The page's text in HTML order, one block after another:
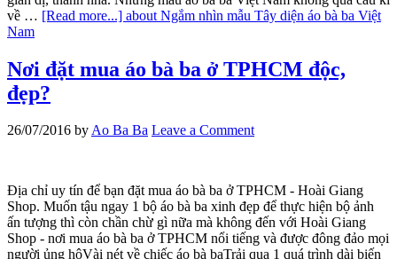
về … [Read more...] about Ngắm nhìn mẫu Tây diện áo bà ba Việt
Nam
Nơi đặt mua áo bà ba ở TPHCM độc,
đẹp?
26/07/2016 byAo Ba Ba Leave a Comment
Địa chỉ uy tín để bạn đặt mua áo bà ba ở TPHCM - Hoài Giang
Shop. Muốn tậu ngay 1 bộ áo bà ba xinh đẹp để thực hiện bộ ảnh
ấn tượng thì còn chần chừ gì nữa mà không đến với Hoài Giang
Shop - nơi mua áo bà ba ở TPHCM nổi tiếng và được đông đảo mọi
người ủng hộVài nét về chiếc áo bà baTrải qua 1 quá trình dài biến